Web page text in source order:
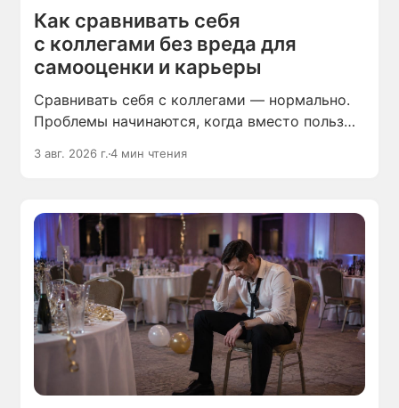
Как сравнивать себя
с коллегами без вреда для
самооценки и карьеры
Сравнивать себя с коллегами — нормально.
Проблемы начинаются, когда вместо пользы
3 авг. 2026 г.4 мин чтения